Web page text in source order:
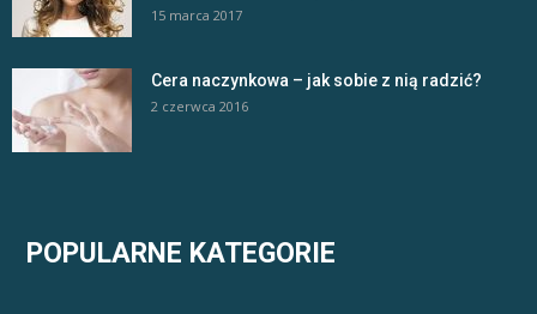
15 marca 2017
Cera naczynkowa – jak sobie z nią radzić?
2 czerwca 2016
POPULARNE KATEGORIE